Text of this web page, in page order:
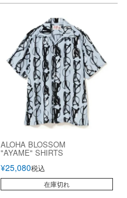
ALOHA BLOSSOM
"AYAME" SHIRTS
¥25,080税込
在庫切れ